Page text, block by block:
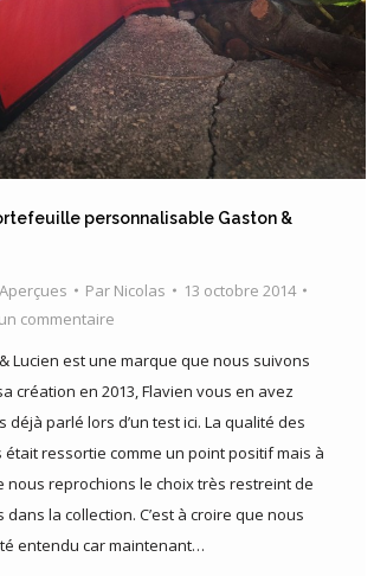
personnalisable Gaston &
Par Nicolas
13 octobre 2014
commentaire
Lucien est une marque que nous suivons
création en 2013, Flavien vous en avez
déjà parlé lors d’un test ici. La qualité des
ressortie comme un point positif mais à
nous reprochions le choix très restreint de
dans la collection. C’est à croire que nous
entendu car maintenant…